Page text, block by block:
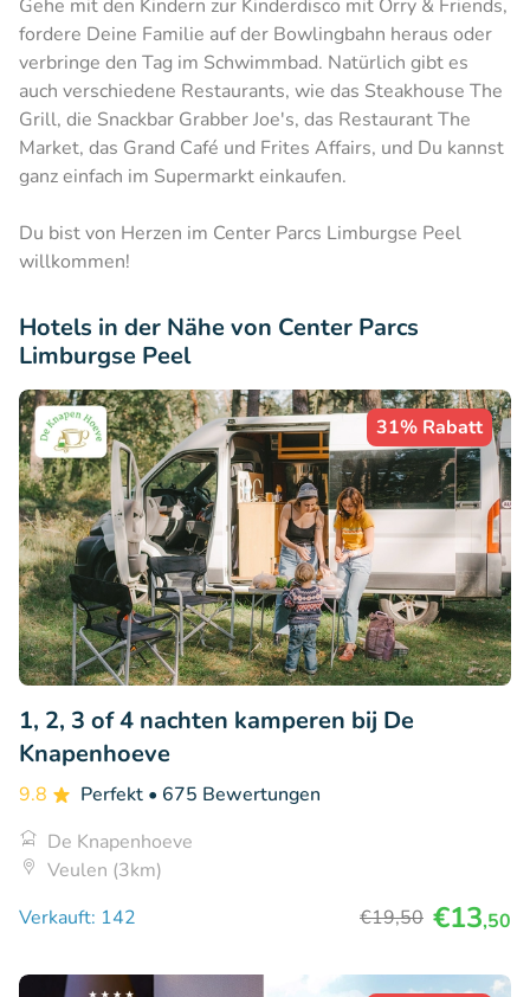
Gehe mit den Kindern zur Kinderdisco mit Orry & Friends,
fordere Deine Familie auf der Bowlingbahn heraus oder
verbringe den Tag im Schwimmbad. Natürlich gibt es
auch verschiedene Restaurants, wie das Steakhouse The
Grill, die Snackbar Grabber Joe's, das Restaurant The
Market, das Grand Café und Frites Affairs, und Du kannst
ganz einfach im Supermarkt einkaufen.
Du bist von Herzen im Center Parcs Limburgse Peel
willkommen!
Hotels in der Nähe von Center Parcs
Limburgse Peel
31% Rabatt
1, 2, 3 of 4 nachten kamperen bij De
Knapenhoeve
9.8 Perfekt • 675 Bewertungen
De Knapenhoeve
Veulen (3km)
Verkauft: 142
€19,50 €13,50